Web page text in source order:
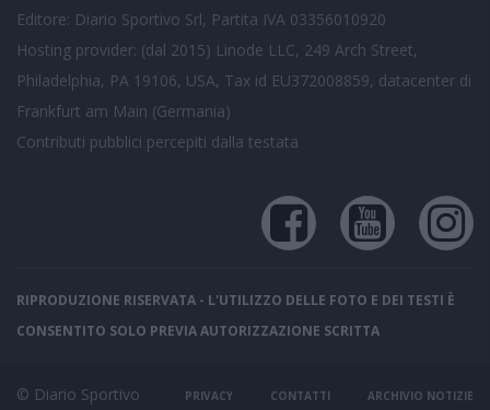
Editore: Diario Sportivo Srl, Partita IVA 03356010920
Hosting provider: (dal 2015) Linode LLC, 249 Arch Street,
Philadelphia, PA 19106, USA, Tax id EU372008859, datacenter di
Frankfurt am Main (Germania)
Contributi pubblici percepiti dalla testata
RIPRODUZIONE RISERVATA - L'UTILIZZO DELLE FOTO E DEI TESTI È
CONSENTITO SOLO PREVIA AUTORIZZAZIONE SCRITTA
© Diario Sportivo PRIVACY CONTATTI ARCHIVIO NOTIZIE